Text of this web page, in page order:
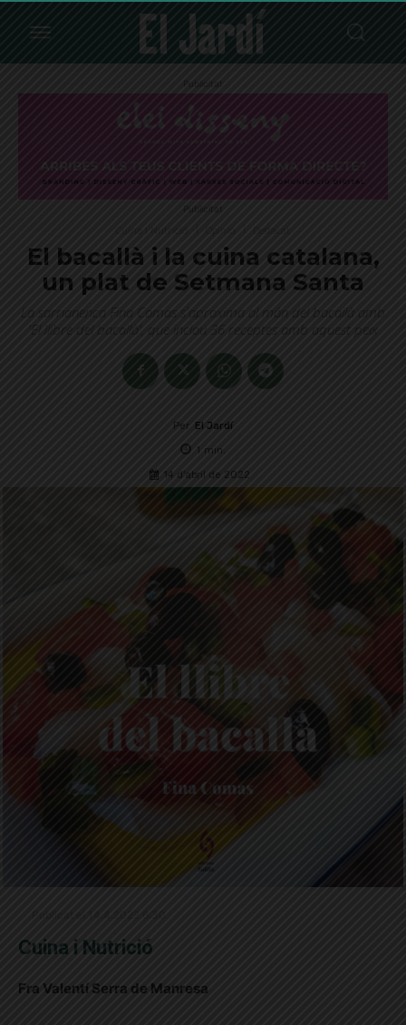
Publicitat
Publicitat
El bacallà i la cuina catalana,
un plat de Setmana Santa
La sarrianenca Fina Comas s'aproxima al món del bacallà amb
'El llibre del bacallà', que inclou 36 receptes amb aquest peix
Per El Jardí
1 min.
14 d'abril de 2022
Cuina i Nutrició
Fra Valentí Serra de Manresa